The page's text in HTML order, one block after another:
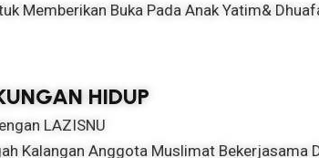
Memberikan Buka Pada Anak Yatim&
HIDUP
LAZISNU
Kalangan Anggota Muslimat Bekerjasama